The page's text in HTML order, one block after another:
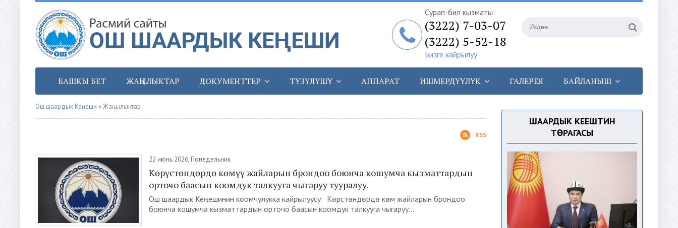
Сурап-билүү кызматы:
(3222) 7-03-07
(3222) 5-52-18
Бизге кайрылуу
БАШКЫ БЕТ ЖАҢЫЛЫКТАР ДОКУМЕНТТЕР ТҮЗҮЛҮШҮ АППАРАТ ИШМЕРДҮҮЛҮК ГАЛЕРЕЯ БАЙЛАНЫШ
Ош шаардык Кеңеши » Жаңылыктар
RSS
22 июнь 2026, Понедельник
Көрүстөндөрдө көмүү жайларын брондоо боюнча кошумча кызматтардын
орточо баасын коомдук талкууга чыгаруу тууралуу.
Ош шаардык Кеңешинин коомчулукка кайрылуусу Көрүстөндөрдө көмүү жайларын брондоо
боюнча кошумча кызматтардын орточо баасын коомдук талкууга чыгаруу...
ШААРДЫК КЕҢЕШТИН
ТӨРАГАСЫ